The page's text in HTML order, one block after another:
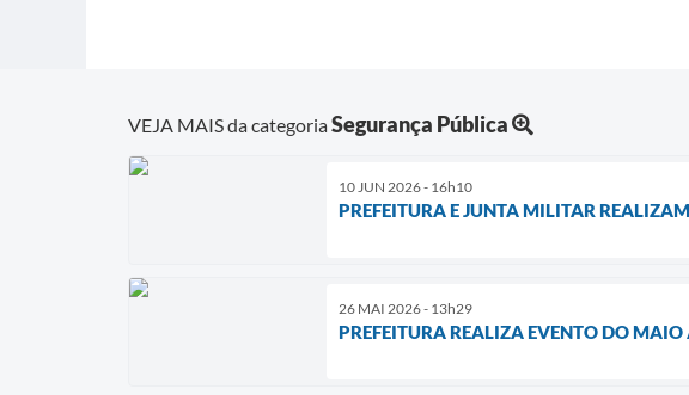
VEJA MAIS da categoriaSegurança Pública
10 JUN 2026 - 16h10
PREFEITURA E JUNTA MILITAR
26 MAI 2026 - 13h29
PREFEITURA REALIZA EVENTO DO